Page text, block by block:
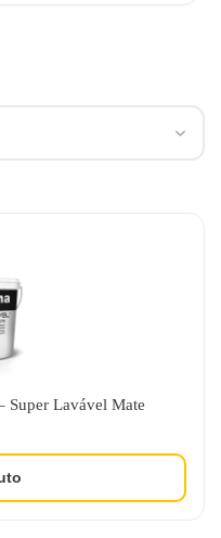
Super Lavável Mate